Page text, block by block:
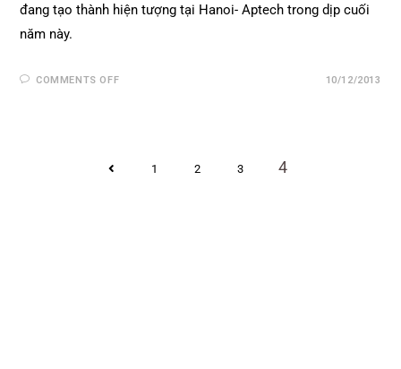
đang tạo thành hiện tượng tại Hanoi- Aptech trong dịp cuối
năm này.
COMMENTS OFF 10/12/2013
1 2 3 4